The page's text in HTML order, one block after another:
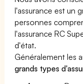
l'assurance est un
personnes
l'assurance RC
d'état.
Généralement les
grands types